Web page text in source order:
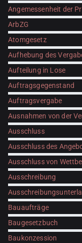
Angemessenheit der
ArbZG
Atomgesetz
Aufhebung des
Aufteilung in Lose
Auftragsgegenstand
Auftragsvergabe
Ausnahmen von der
Ausschluss
Ausschluss des
Ausschluss von
Ausschreibung
Bauaufträge
Baugesetzbuch
Baukonzession